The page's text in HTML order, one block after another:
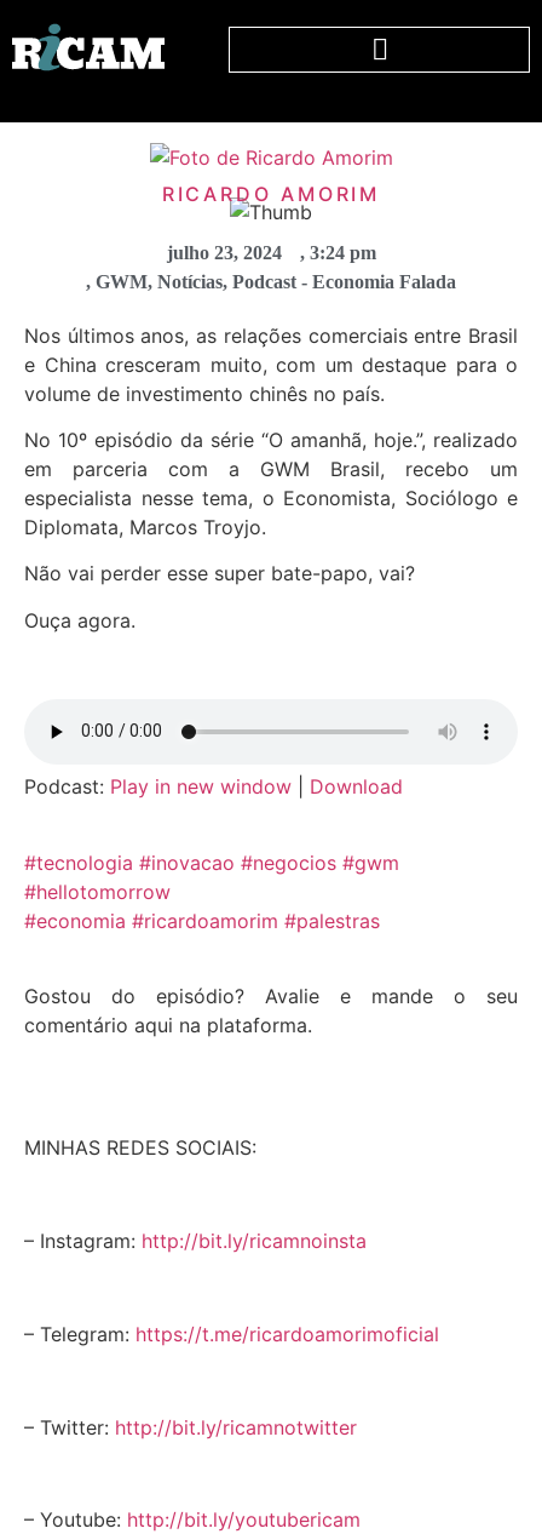
RICARDO AMORIM
julho 23, 2024 , 3:24 pm
, GWM, Notícias, Podcast - Economia Falada
Nos últimos anos, as relações comerciais entre Brasil
e China cresceram muito, com um destaque para o
volume de investimento chinês no país.
No 10º episódio da série “O amanhã, hoje.”, realizado
em parceria com a GWM Brasil, recebo um
especialista nesse tema, o Economista, Sociólogo e
Diplomata, Marcos Troyjo.
Não vai perder esse super bate-papo, vai?
Ouça agora.
Podcast: Play in new window Download
#tecnologia #inovacao #negocios #gwm
#hellotomorrow
#economia #ricardoamorim #palestras
Gostou do episódio? Avalie e mande o seu
comentário aqui na plataforma.
MINHAS REDES SOCIAIS:
– Instagram: http://bit.ly/ricamnoinsta
– Telegram: https://t.me/ricardoamorimoficial
– Twitter: http://bit.ly/ricamnotwitter
– Youtube: http://bit.ly/youtubericam